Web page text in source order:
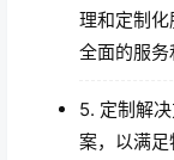
理和定制
全面的服务
5. 定制解
案，以满